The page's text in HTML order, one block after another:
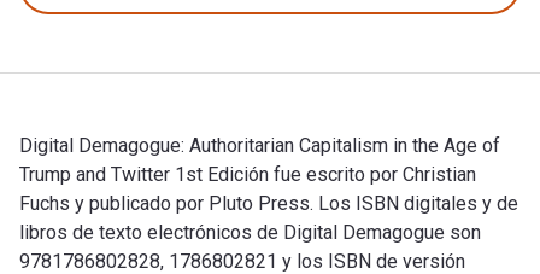
Digital Demagogue: Authoritarian Capitalism in the Age of
Trump and Twitter 1st Edición fue escrito por Christian
Fuchs y publicado por Pluto Press. Los ISBN digitales y de
libros de texto electrónicos de Digital Demagogue son
9781786802828, 1786802821 y los ISBN de versión